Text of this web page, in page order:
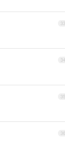
33
34
35
36